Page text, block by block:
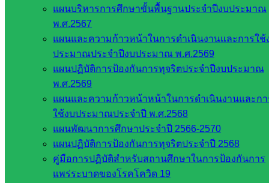
แผนบริหารการศึกษาขั้นพื้นฐานประจำปีงบประมาณ
พ.ศ.2567
แผนและความก้าวหน้าในการดำเนินงานและการใช้
ประมาณประจำปีงบประมาณ พ.ศ.2569
แผนปฏิบัติการป้องกันการทุจริตประจำปีงบประมาณ
พ.ศ.2569
แผนและความก้าวหน้าหน้าในการดำเนินงานและก
ใช้งบประมาณประจำปี พ.ศ.2568
แผนพัฒนาการศึกษาประจำปี 2566-2570
แผนปฏิบัติการป้องกันการทุจริตประจำปี 2568
คู่มือการปฏิบัติสำหรับสถานศึกษาในการป้องกันการ
แพร่ระบาดของโรคโควิด 19